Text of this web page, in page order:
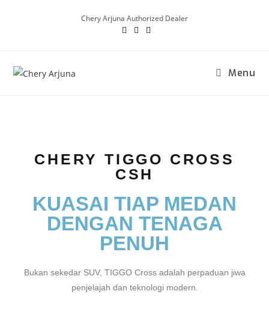
Chery Arjuna Authorized Dealer
Menu
CHERY TIGGO CROSS
CSH
KUASAI TIAP MEDAN
DENGAN TENAGA
PENUH
Bukan sekedar SUV, TIGGO Cross adalah perpaduan jiwa
penjelajah dan teknologi modern.